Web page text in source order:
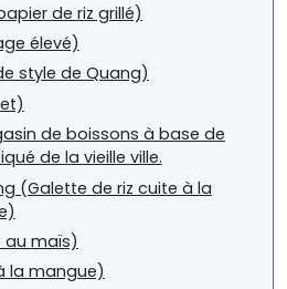
de riz grillé)
élevé)
style de Quang)
de boissons à base de
de la vieille ville.
(Galette de riz cuite à la
au maïs)
la mangue)